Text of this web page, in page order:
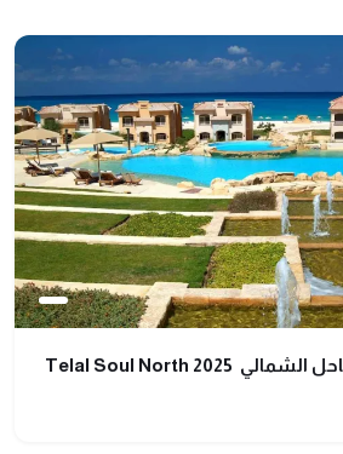
قرية تلال سول الساحل الشمالي 2025 Telal Soul North